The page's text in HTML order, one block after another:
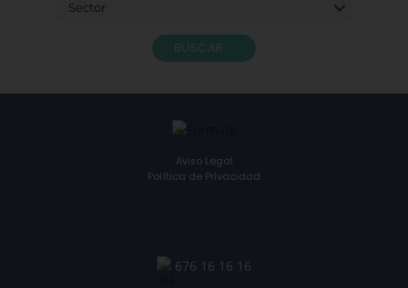
BUSCAR
Aviso Legal
Política de Privacidad
676 16 16 16